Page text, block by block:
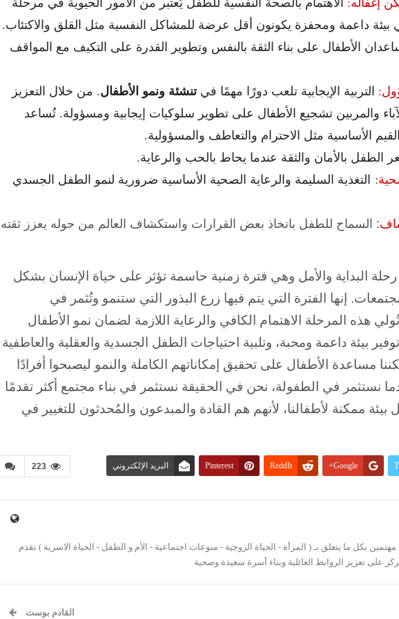
بيئة داعمة ومحفزة يكونون أقل عرضة للمشاكل النفسية مثل القلق والاكتئاب.
الأطفال على بناء الثقة بالنفس وتطوير القدرة على التكيف مع المواقف
التربية الإيجابية تلعب دورًا مهمًا فيتنشئة ونمو الأطفال. من خلال التعزيز
والمربين تشجيع الأطفال على تطوير سلوكيات إيجابية ومسؤولة. تُساعد
الأساسية مثل الاحترام والتعاطف والمسؤولية.
الطفل بالأمان والثقة عندما يحاط بالحب والرعاية.
التغذية السليمة والرعاية الصحية الأساسية ضرورية لنمو الطفل الجسدي
السماح للطفل باتخاذ بعض القرارات واستكشاف العالم من حوله يعزز ثقته
رحلة البداية والأمل وهي فترة زمنية حاسمة تؤثر على حياة الإنسان بشكل
إنها الفترة التي يتم فيها زرع البذور التي ستنمو وتُثمر في
هذه المرحلة الاهتمام الكافي والرعاية اللازمة لضمان نمو الأطفال
بيئة داعمة ومحبة، وتلبية احتياجات الطفل الجسدية والعقلية والعاطفية
مساعدة الأطفال على تحقيق إمكاناتهم الكاملة والنمو ليصبحوا أفرادًا
نستثمر في الطفولة، نحن في الحقيقة نستثمر في بناء مجتمع أكثر تقدمًا
ممكنة لأطفالنا، لأنهم هم القادة والمبدعون والمُحدثون للتغيير في
223 Google+
ReddIt
Pinterest البريد الإلكتروني
بكل ما يتعلق بـ ( المرأة - الحياة الزوجية - منوعات اجتماعية - الأم و الطفل - الحياة الاسرية ) نقدم
على تعزيز الروابط العائلية وبناء أسرة سعيدة وصحية
القادم بوست